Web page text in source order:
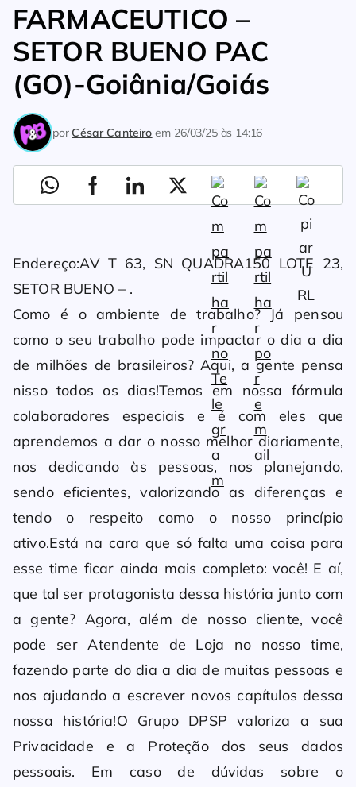
FARMACEUTICO –
SETOR BUENO PAC
(GO)-Goiânia/Goiás
porCésar Canteiro em 26/03/25 às 14:16
Endereço:AV T 63, SN QUADRA150 LOTE 23,
SETOR BUENO – .
Como é o ambiente de trabalho? Já pensou
como o seu trabalho pode impactar o dia a dia
de milhões de brasileiros? Aqui, a gente pensa
nisso todos os dias!Temos em nossa fórmula
colaboradores especiais e é com eles que
aprendemos a dar o nosso melhor diariamente,
nos dedicando às pessoas, nos planejando,
sendo eficientes, valorizando as diferenças e
tendo o respeito como o nosso princípio
ativo.Está na cara que só falta uma coisa para
esse time ficar ainda mais completo: você! E aí,
que tal ser protagonista dessa história junto com
a gente? Agora, além de nosso cliente, você
pode ser Atendente de Loja no nosso time,
fazendo parte do dia a dia de muitas pessoas e
nos ajudando a escrever novos capítulos dessa
nossa história!O Grupo DPSP valoriza a sua
Privacidade e a Proteção dos seus dados
pessoais. Em caso de dúvidas sobre o